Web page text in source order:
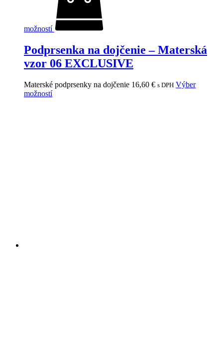
možností
Podprsenka na dojčenie – Materská
vzor 06 EXCLUSIVE
Materské podprsenky na dojčenie 16,60 € s DPH Výber
možností